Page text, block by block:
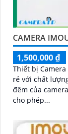
CAMERA
1,500,000 ₫
Thiết bị Camera
rẻ với chất lượng sắc
đêm của
cho phép...